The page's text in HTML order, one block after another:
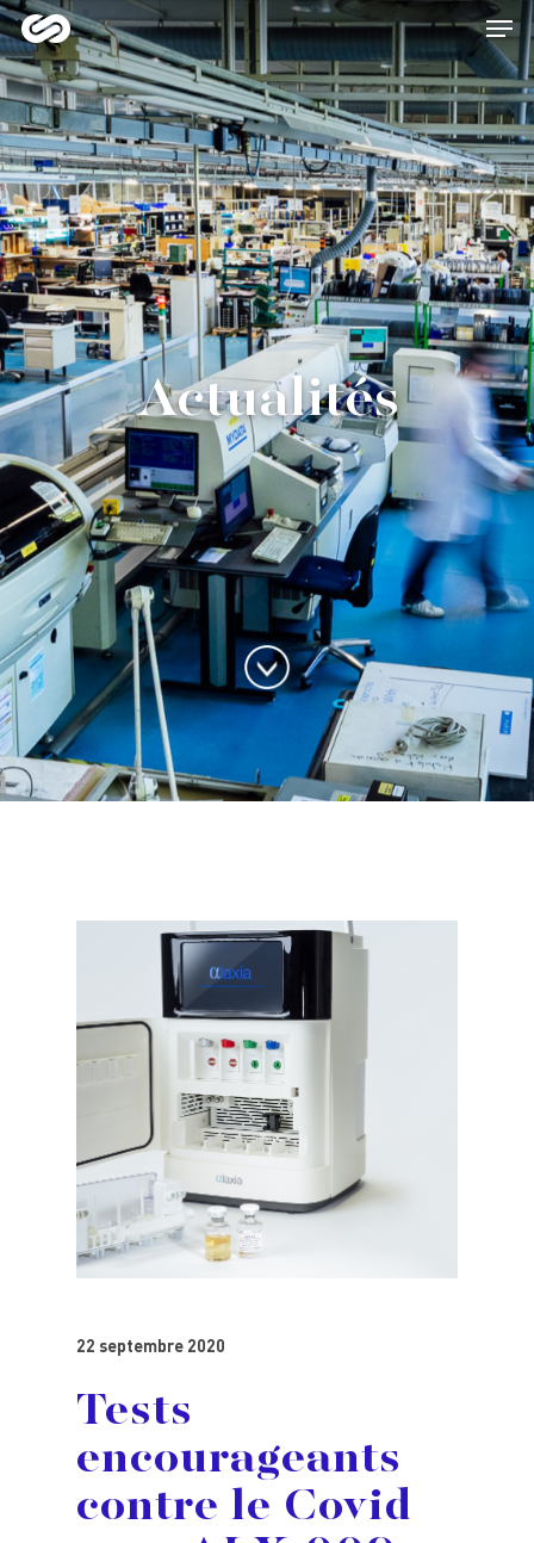
Hit enter to search or ESC to close
22 septembre 2020
Tests
encourageants
contre le Covid